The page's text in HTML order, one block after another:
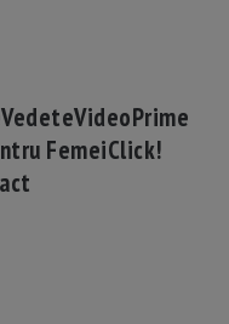
VedeteVideoPrime
FemeiClick!